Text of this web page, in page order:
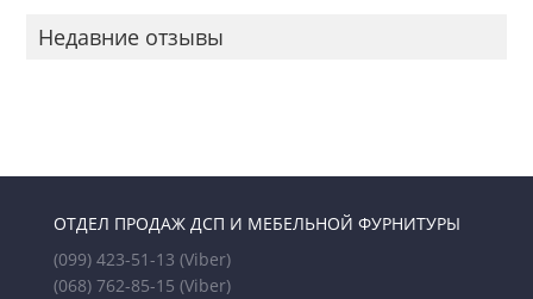
Недавние отзывы
ОТДЕЛ ПРОДАЖ ДСП И МЕБЕЛЬНОЙ ФУРНИТУРЫ
(099) 423-51-13 (Viber)
(068) 762-85-15 (Viber)